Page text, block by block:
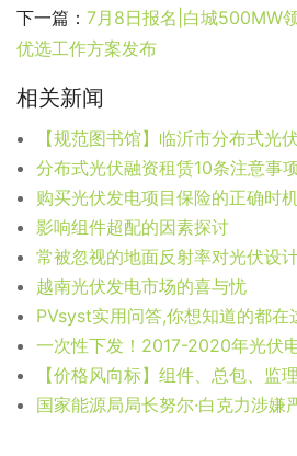
下一篇： 7月8日报名|白城500MW
优选工作方案发布
相关新闻
分布式光伏融资租赁10条注意事
购买光伏发电项目保险的正确时
影响组件超配的因素探讨
常被忽视的地面反射率对光伏设
越南光伏发电市场的喜与忧
【价格风向标】组件、总包、监